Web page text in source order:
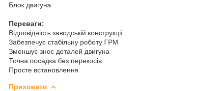
Блок двигуна
Переваги:
Відповідність заводській конструкції
Забезпечує стабільну роботу ГРМ
Зменшує знос деталей двигуна
Точна посадка без перекосів
Просте встановлення
Приховати